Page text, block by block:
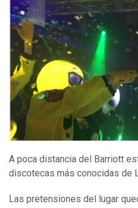
A poca distancia del Barriott
discotecas más conocidas de
Las pretensiones del lugar